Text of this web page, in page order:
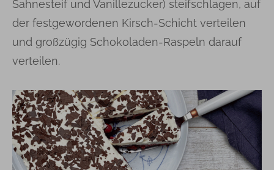
Sahnesteif und Vanillezucker) steifschlagen, auf
der festgewordenen Kirsch-Schicht verteilen
und großzügig Schokoladen-Raspeln darauf
verteilen.